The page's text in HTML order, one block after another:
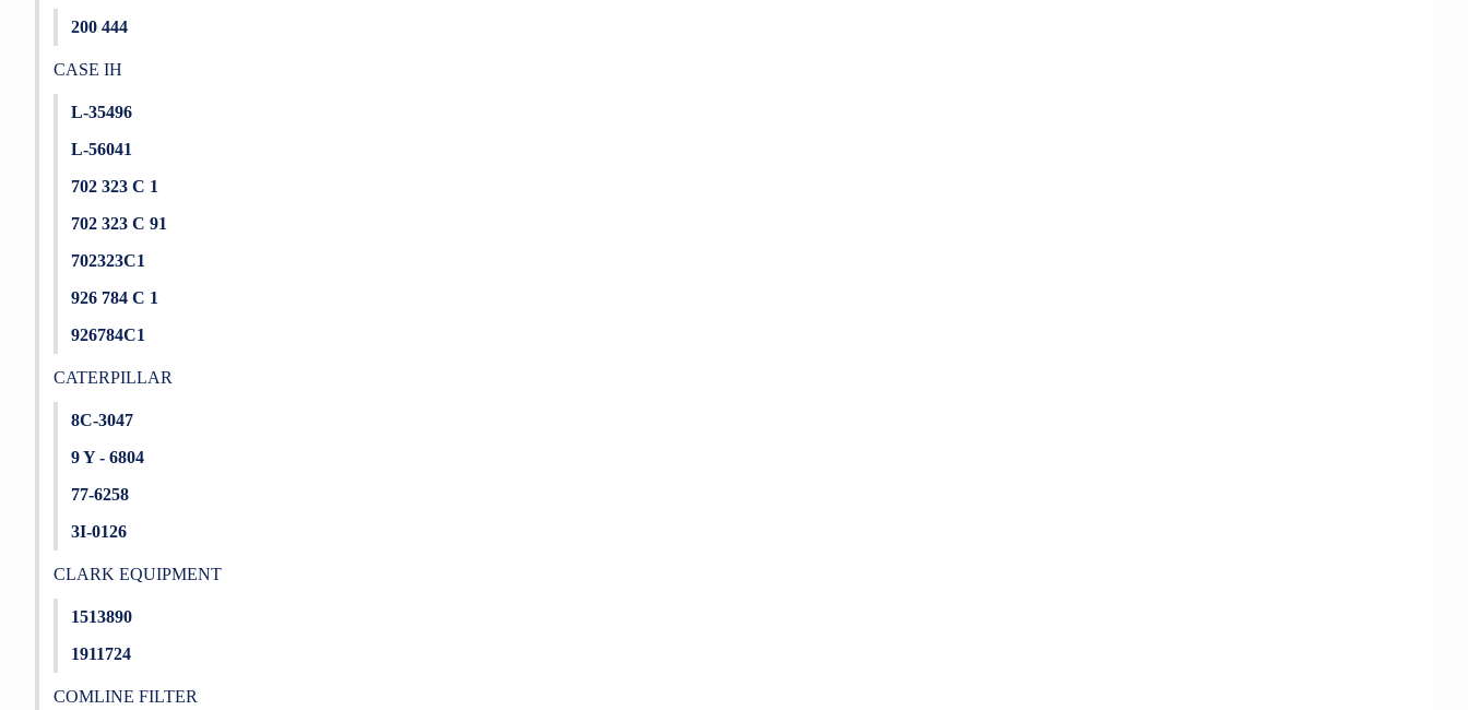
200 444
CASE IH
L-35496
L-56041
702 323 C 1
702 323 C 91
702323C1
926 784 C 1
926784C1
CATERPILLAR
8C-3047
9 Y - 6804
77-6258
3I-0126
CLARK EQUIPMENT
1513890
1911724
COMLINE FILTER